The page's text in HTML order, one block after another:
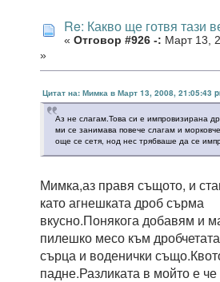
Re: Какво ще готвя тази
« Отговор #926 -: Март 13,
»
Цитат на: Мимка в Март 13, 2008, 21:05:43
Аз не слагам.Това си е импровизирана
ми се занимава повече слагам и
още се сетя, нод нес трябваше да се
Мимка,аз правя същото, и
като агнешката дроб сърма
вкусно.Понякога добавям и
пилешко месо към
сърца и воденички
падне.Разликата в мойто е